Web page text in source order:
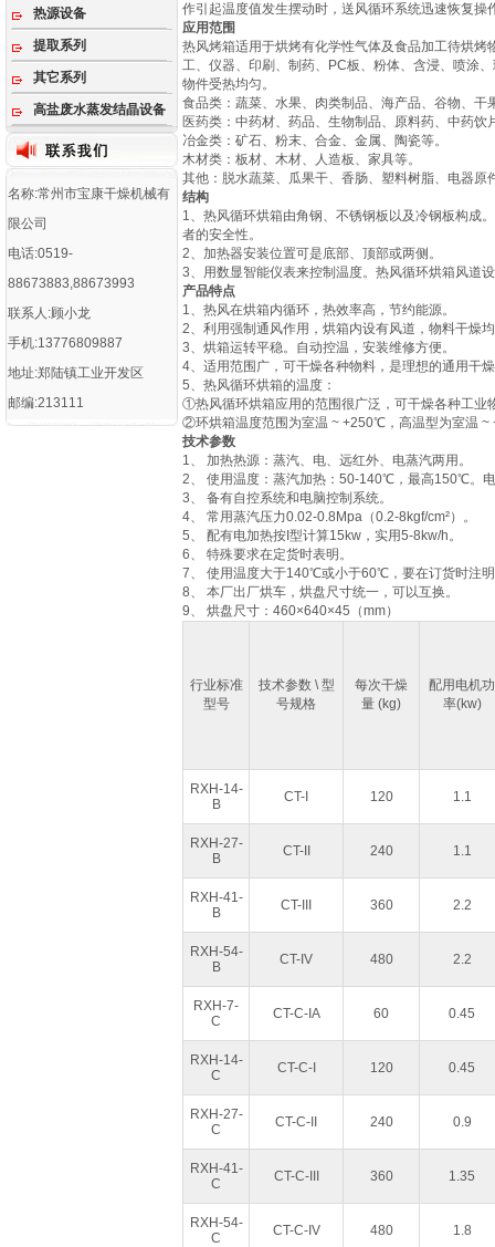
热源设备
提取系列
其它系列
高盐废水蒸发结晶设备
名称:常州市宝康干燥机械有
限公司
电话:0519-
88673883,88673993
联系人:顾小龙
手机:13776809887
地址:郑陆镇工业开发区
邮编:213111
作引起温度值发生摆动时，送风循环系统迅速恢复操
应用范围
热风烤箱适用于烘烤有化学性气体及食品加工待烘
工、仪器、印刷、制药、PC板、粉体、含浸、喷涂
物件受热均匀。
食品类‌：蔬菜、水果、肉类制品、海产品、谷物、干
医药类‌：中药材、药品、生物制品、原料药、中药
‌冶金类‌：矿石、粉末、合金、金属、陶瓷等‌。
‌木材类‌：板材、木材、人造板、家具等‌。
其他‌：脱水蔬菜、瓜果干、香肠、塑料树脂、电器原
结构
1、热风循环烘箱由角钢、不锈钢板以及冷钢板构成
者的安全性。
2、加热器安装位置可是底部、顶部或两侧。
3、用数显智能仪表来控制温度。热风循环烘箱风道
产品特点
1、热风在烘箱内循环，热效率高，节约能源。
2、利用强制通风作用，烘箱内设有风道，物料干燥
3、烘箱运转平稳。自动控温，安装维修方便。
4、适用范围广，可干燥各种物料，是理想的通用干
5、热风循环烘箱的温度：
①热风循环烘箱应用的范围很广泛，可干燥各种工业
②环烘箱温度范围为室温 ~ +250℃，高温型为室温
技术参数
1、 加热热源：蒸汽、电、远红外、电蒸汽两用。
2、 使用温度：蒸汽加热：50-140℃，最高150℃。
3、 备有自控系统和电脑控制系统。
4、 常用蒸汽压力0.02-0.8Mpa（0.2-8kgf/cm²）。
5、 配有电加热按I型计算15kw，实用5-8kw/h。
6、 特殊要求在定货时表明。
7、 使用温度大于140℃或小于60℃，要在订货时注
8、 本厂出厂烘车，烘盘尺寸统一，可以互换。
9、 烘盘尺寸：460×640×45（mm）
行业标准
型号
技术参数 \ 型
号规格
每次干燥
量 (kg)
配用电机功
率(kw)
RXH-14-
B
CT-I 120 1.1
RXH-27-
B
CT-II 240 1.1
RXH-41-
B
CT-III 360 2.2
RXH-54-
B
CT-IV 480 2.2
RXH-7-
C
CT-C-IA 60 0.45
RXH-14-
C
CT-C-I 120 0.45
RXH-27-
C
CT-C-II 240 0.9
RXH-41-
C
CT-C-III 360 1.35
RXH-54-
C
CT-C-IV 480 1.8